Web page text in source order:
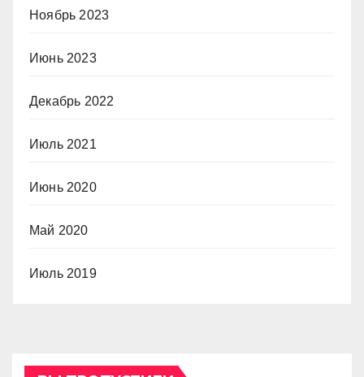
Ноябрь 2023
Июнь 2023
Декабрь 2022
Июль 2021
Июнь 2020
Май 2020
Июль 2019